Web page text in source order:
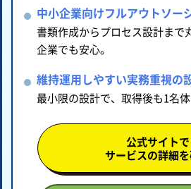
中小企業向けフルアウトソー
書類作成からプロセス設計まで
企業でも安心。
維持運用しやすい実務重視の
最小限の設計で、取得後も1名
公式サイトで
サービスの詳細